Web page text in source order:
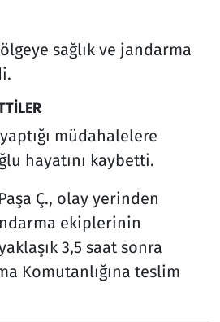
sağlık ve jandarma
müdahalelere
hayatını kaybetti.
Ç., olay yerinden
ekiplerinin
3,5 saat sonra
Komutanlığına teslim